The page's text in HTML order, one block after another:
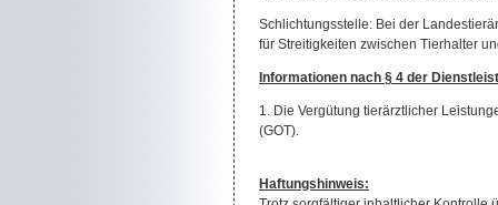
Schlichtungsstelle: Bei der
für Streitigkeiten zwischen Tierhalter
Informationen nach § 4 der
1. Die Vergütung tierärztlicher
(GOT).
Haftungshinweis: